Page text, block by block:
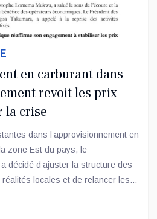
en carburant dans
revoit les prix
la crise
dans l’approvisionnement en
zone Est du pays, le
décidé d’ajuster la structure des
locales et de relancer les